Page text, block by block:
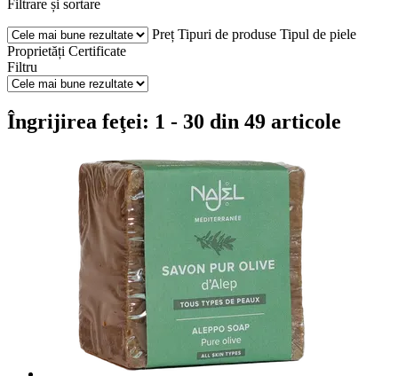
Filtrare și sortare
Preț Tipuri de produse Tipul de piele
Proprietăți Certificate
Filtru
Îngrijirea feţei: 1 - 30 din 49 articole